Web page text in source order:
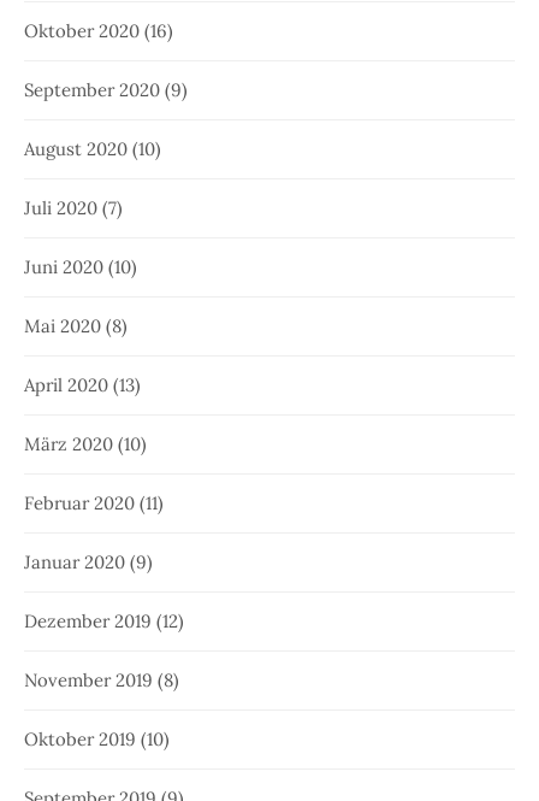
Oktober 2020 (16)
September 2020 (9)
August 2020 (10)
Juli 2020 (7)
Juni 2020 (10)
Mai 2020 (8)
April 2020 (13)
März 2020 (10)
Februar 2020 (11)
Januar 2020 (9)
Dezember 2019 (12)
November 2019 (8)
Oktober 2019 (10)